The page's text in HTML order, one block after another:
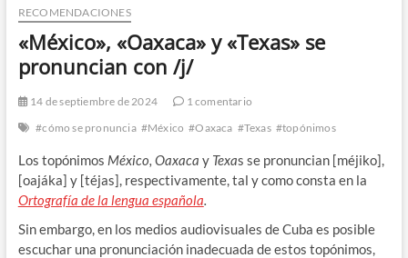
RECOMENDACIONES
«México», «Oaxaca» y «Texas» se
pronuncian con /j/
14 de septiembre de 2024
1 comentario
#cómo se pronuncia #México #Oaxaca #Texas #topónimos
Los topónimos México, Oaxaca y Texas se pronuncian [méjiko],
[oajáka] y [téjas], respectivamente, tal y como consta en la
Ortografía de la lengua española
Sin embargo, en los medios audiovisuales de Cuba es posible
escuchar una pronunciación inadecuada de estos topónimos,